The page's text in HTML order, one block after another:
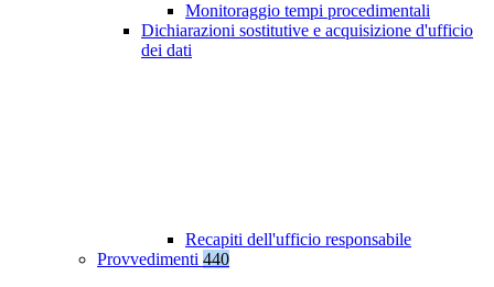
Monitoraggio tempi procedimentali
Dichiarazioni sostitutive e acquisizione d'ufficio
dei dati
Recapiti dell'ufficio responsabile
Provvedimenti 440